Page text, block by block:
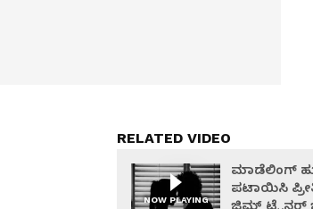
RELATED VIDEO
NOW PLAYING
ಮಾಡೆಲಿಂಗ್
ಪಟಾಯಿಸಿ
ಜಿಮ್ ಟ್ರೈನರ್